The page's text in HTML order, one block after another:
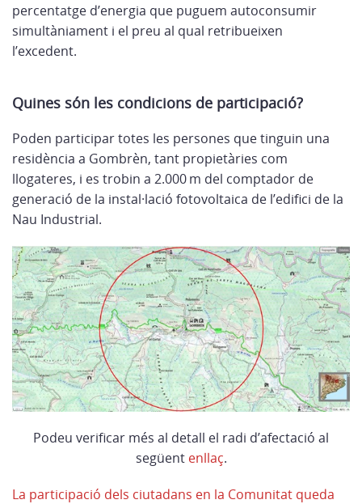
percentatge d’energia que puguem autoconsumir
simultàniament i el preu al qual retribueixen
l’excedent.
Quines són les condicions de participació?
Poden participar totes les persones que tinguin una
residència a Gombrèn, tant propietàries com
llogateres, i es trobin a 2.000 m del comptador de
generació de la instal·lació fotovoltaica de l’edifici de la
Nau Industrial.
Podeu verificar més al detall el radi d’afectació al
següent enllaç.
La participació dels ciutadans en la Comunitat queda